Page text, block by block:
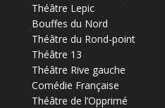
Théâtre Lepic
Bouffes du Nord
Théâtre du Rond-point
Théâtre 13
Théâtre Rive gauche
Comédie Française
Théâtre de l’Opprimé